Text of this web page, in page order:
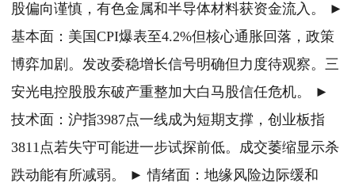
股偏向谨慎，有色金属和半导体材料获资金流入。 ►
基本面：美国CPI爆表至4.2%但核心通胀回落，政策
博弈加剧。发改委稳增长信号明确但力度待观察。三
安光电控股股东破产重整加大白马股信任危机。 ►
技术面：沪指3987点一线成为短期支撑，创业板指
3811点若失守可能进一步试探前低。成交萎缩显示杀
跌动能有所减弱。 ► 情绪面：地缘风险边际缓和